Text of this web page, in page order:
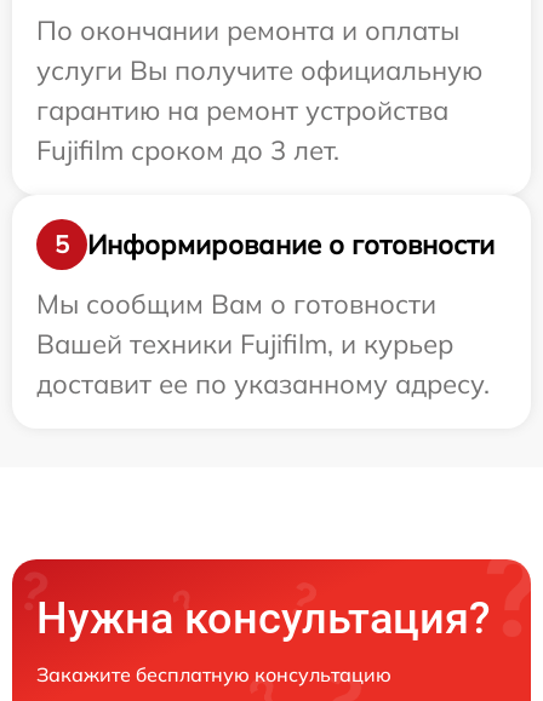
По окончании ремонта и оплаты
услуги Вы получите официальную
гарантию на ремонт устройства
Fujifilm сроком до 3 лет.
5
Информирование о готовности
Мы сообщим Вам о готовности
Вашей техники Fujifilm, и курьер
доставит ее по указанному адресу.
Нужна консультация?
Закажите бесплатную консультацию